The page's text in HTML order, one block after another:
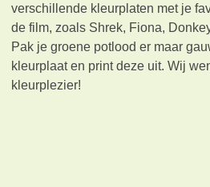
verschillende kleurplaten met je
de film, zoals Shrek, Fiona,
Pak je groene potlood er maar
kleurplaat en print deze uit. Wij
kleurplezier!